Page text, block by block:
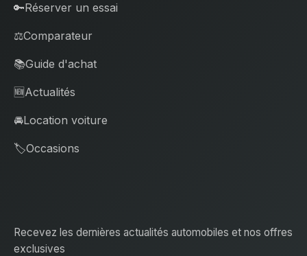
🔑Réserver un essai
⚖️Comparateur
📚Guide d'achat
🆕Actualités
🚘Location voiture
🏷️Occasions
Recevez les dernières actualités automobiles et nos offres
exclusives